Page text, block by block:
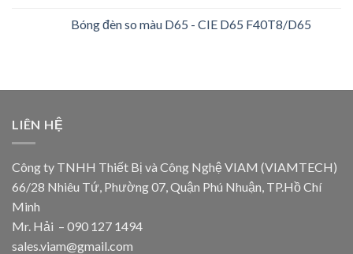
Bóng đèn so màu D65 - CIE D65 F40T8/D65
LIÊN HỆ
Công ty TNHH Thiết Bị và Công Nghệ VIAM (VIAMTECH)
66/28 Nhiêu Tứ, Phường 07, Quận Phú Nhuận, TP.Hồ Chí
Minh
Mr. Hải – 090 127 1494
sales.viam@gmail.com